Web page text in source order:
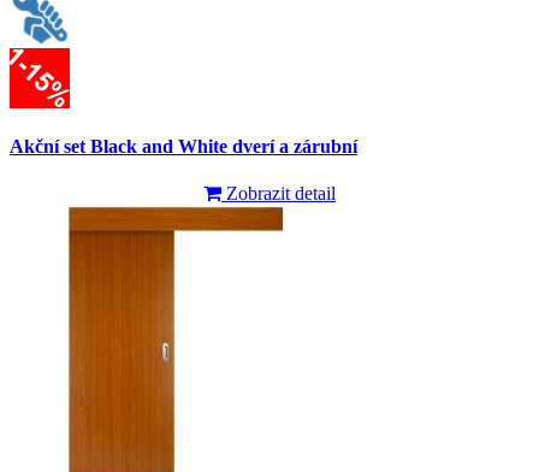
Akční set Black and White dverí a zárubní
Zobrazit detail